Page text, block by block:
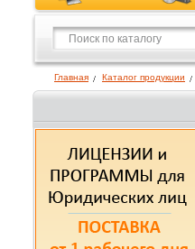
Главная Каталог продукции